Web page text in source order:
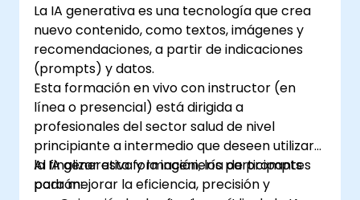
La IA generativa es una tecnología que crea
nuevo contenido, como textos, imágenes y
recomendaciones, a partir de indicaciones
(prompts) y datos.
Esta formación en vivo con instructor (en
línea o presencial) está dirigida a
profesionales del sector salud de nivel
principiante a intermedio que deseen utilizar
la IA generativa y la ingeniería de prompts
para mejorar la eficiencia, precisión y
Al finalizar esta formación, los participantes
podrán: